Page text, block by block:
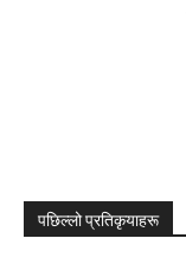
पछिल्लो प्रतिकृयाहरू